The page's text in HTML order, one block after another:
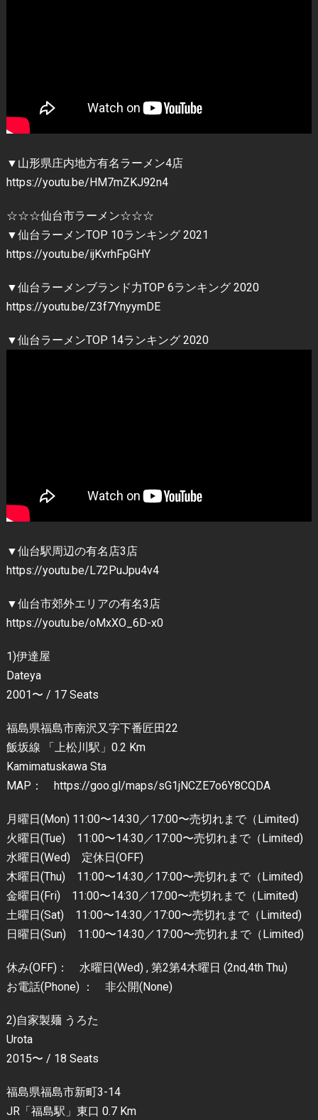
▼山形県庄内地方有名ラーメン4店
https://youtu.be/HM7mZKJ92n4
☆☆☆仙台市ラーメン☆☆☆
▼仙台ラーメンTOP 10ランキング 2021
https://youtu.be/ijKvrhFpGHY
▼仙台ラーメンブランド力TOP 6ランキング 2020
https://youtu.be/Z3f7YnyymDE
▼仙台ラーメンTOP 14ランキング 2020
▼仙台駅周辺の有名店3店
https://youtu.be/L72PuJpu4v4
▼仙台市郊外エリアの有名3店
https://youtu.be/oMxXO_6D-x0
1)伊達屋
Dateya
2001〜 / 17 Seats
福島県福島市南沢又字下番匠田22
飯坂線 「上松川駅」0.2 Km
Kamimatuskawa Sta
MAP： https://goo.gl/maps/sG1jNCZE7o6Y8CQDA
月曜日(Mon) 11:00〜14:30／17:00〜売切れまで（Limited)
火曜日(Tue) 11:00〜14:30／17:00〜売切れまで（Limited)
水曜日(Wed) 定休日(OFF)
木曜日(Thu) 11:00〜14:30／17:00〜売切れまで（Limited)
金曜日(Fri) 11:00〜14:30／17:00〜売切れまで（Limited)
土曜日(Sat) 11:00〜14:30／17:00〜売切れまで（Limited)
日曜日(Sun) 11:00〜14:30／17:00〜売切れまで（Limited)
休み(OFF)： 水曜日(Wed) , 第2第4木曜日 (2nd,4th Thu)
お電話(Phone) ： 非公開(None)
2)自家製麺 うろた
Urota
2015〜 / 18 Seats
福島県福島市新町3-14
JR「福島駅」東口 0.7 Km